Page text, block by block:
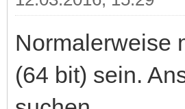
Normalerweise
(64 bit) sein.